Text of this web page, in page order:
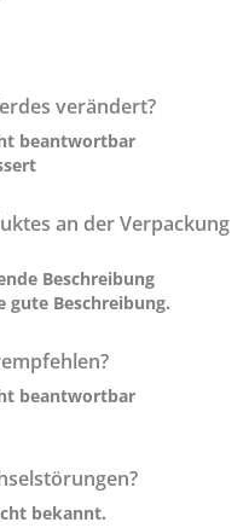
verändert?
beantwortbar
an der Verpackung
Beschreibung
gute Beschreibung.
beantwortbar
bekannt.